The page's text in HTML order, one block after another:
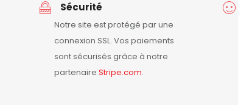
Sécurité
Notre site est protégé par une
connexion SSL. Vos paiements
sont sécurisés grâce à notre
partenaire Stripe.com.